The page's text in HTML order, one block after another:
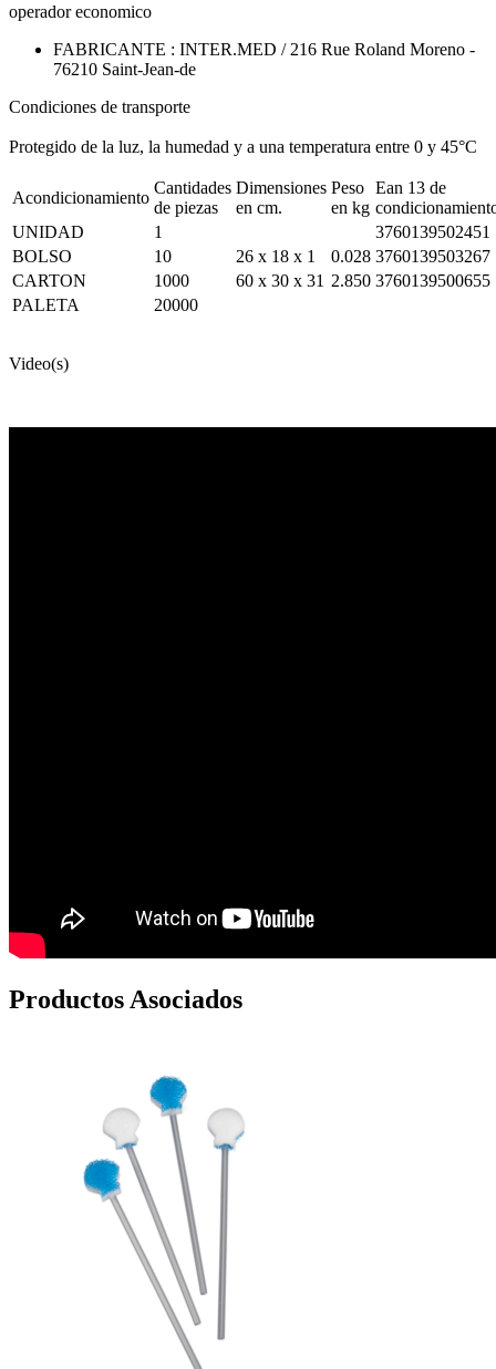
operador economico
FABRICANTE : INTER.MED / 216 Rue Roland Moreno -
76210 Saint-Jean-de
Condiciones de transporte
Protegido de la luz, la humedad y a una temperatura entre 0 y 45°C
Acondicionamiento
Cantidades
de piezas
Dimensiones
en cm.
Peso
en kg
Ean 13 de
UNIDAD
1
3760139502451
BOLSO
10 26 x 18 x 1 0.028 3760139503267
CARTON
1000 60 x 30 x 31 2.850 3760139500655
PALETA
20000
Video(s)
Productos Asociados